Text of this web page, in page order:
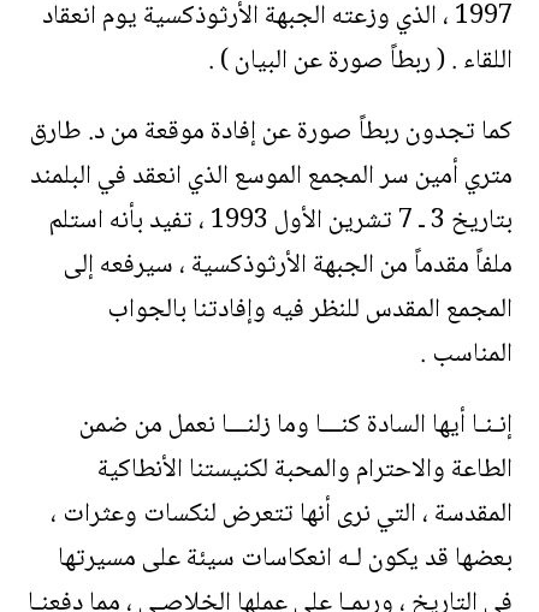
1997 ، الذي وزعته الجبهة الأرثوذكسية يوم انعقاد
اللقاء . ( ربطاً صورة عن البيان ) .
كما تجدون ربطاً صورة عن إفادة موقعة من د. طارق
متري أمين سر المجمع الموسع الذي انعقد في البلمند
بتاريخ 3 ـ 7 تشرين الأول 1993 ، تفيد بأنه استلم
ملفاً مقدماً من الجبهة الأرثوذكسية ، سيرفعه إلى
المجمع المقدس للنظر فيه وإفادتنا بالجواب
المناسب .
إنـنـا أيها السادة كنـــا وما زلنـــا نعمل من ضمن
الطاعة والاحترام والمحبة لكنيستنا الأنطاكية
المقدسة ، التي نرى أنها تتعرض لنكسات وعثرات ،
بعضها قد يكون لـه انعكاسات سيئة على مسيرتها